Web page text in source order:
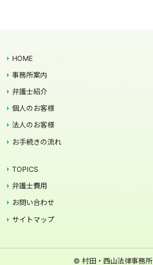
HOME
事務所案内
弁護士紹介
個人のお客様
法人のお客様
お手続きの流れ
TOPICS
弁護士費用
お問い合わせ
サイトマップ
© 村田・西山法律事務所